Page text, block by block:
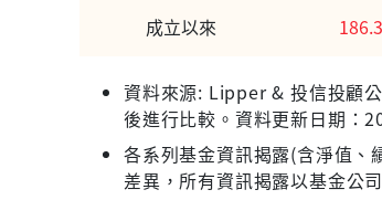
成立以來
資料來源: Lipper & 投信投顧
後進行比較。資料更新日期：
各系列基金資訊揭露(含淨值
差異，所有資訊揭露以基金公